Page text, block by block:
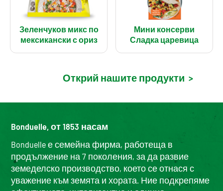
Зеленчуков микс по
мексикански с ориз
Мини консерви
Сладка царевица
Открий нашите продукти >
Bonduelle, от 1853 насам
Bonduelle е семейна фирма, работеща в
продължение на 7 поколения, за да развие
земеделско производство, което се отнася с
уважение към земята и хората. Ние подкрепяме